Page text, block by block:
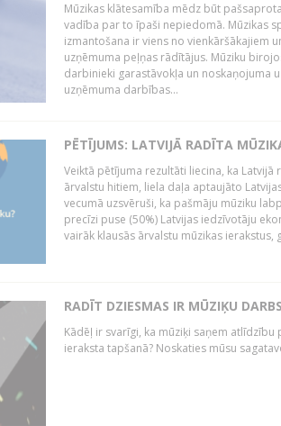
Mūzikas klātesamība mēdz būt
vadība par to īpaši nepiedomā. Mūzikas
izmantošana ir viens no vienkāršākajiem
uzņēmuma peļņas rādītājus. Mūziku
darbinieki garastāvokļa un noskaņojuma
uzņēmuma darbības...
PĒTĪJUMS: LATVIJĀ RADĪTA
Veiktā pētījuma rezultāti liecina, ka
ārvalstu hitiem, liela daļa aptaujāto
vecumā uzsvēruši, ka pašmāju mūziku
precīzi puse (50%) Latvijas iedzīvotāju
vairāk klausās ārvalstu mūzikas ierakstus,
RADĪT DZIESMAS IR MŪZIĶU
Kādēļ ir svarīgi, ka mūziķi saņem
ieraksta tapšanā? Noskaties mūsu